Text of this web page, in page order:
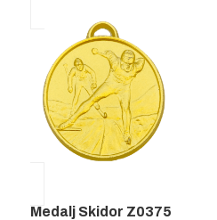
Medalj Skidor Z0375